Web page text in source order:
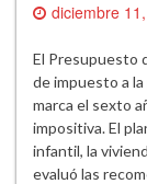
diciembre
El Presupuesto
de impuesto a
marca el sexto
impositiva. El
infantil, la
evaluó las